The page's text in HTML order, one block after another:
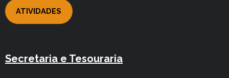
ATIVIDADES
Secretaria e Tesouraria